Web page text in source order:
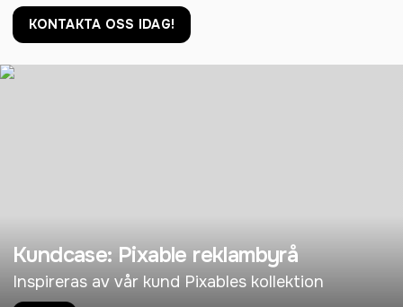
KONTAKTA OSS IDAG!
Kundcase: Pixable reklambyrå
Inspireras av vår kund Pixables kollektion